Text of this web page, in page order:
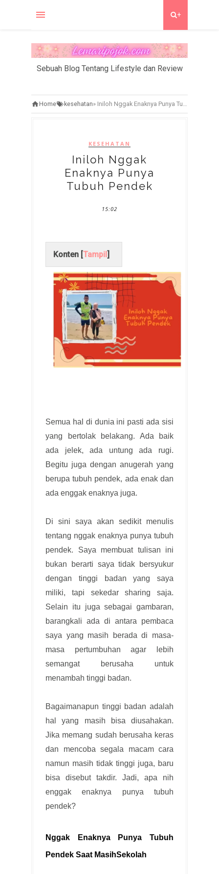
+
Sebuah Blog Tentang Lifestyle dan Review
Home kesehatan» Iniloh Nggak Enaknya Punya Tubuh Pendek
KESEHATAN
Iniloh Nggak
Enaknya Punya
Tubuh Pendek
15:02
Konten [Tampil]
Semua hal di dunia ini pasti ada sisi
yang bertolak belakang. Ada baik
ada jelek, ada untung ada rugi.
Begitu juga dengan anugerah yang
berupa tubuh pendek, ada enak dan
ada enggak enaknya juga.
Di sini saya akan sedikit menulis
tentang nggak enaknya punya tubuh
pendek. Saya membuat tulisan ini
bukan berarti saya tidak bersyukur
dengan tinggi badan yang saya
miliki, tapi sekedar sharing saja.
Selain itu juga sebagai gambaran,
barangkali ada di antara pembaca
saya yang masih berada di masa-
masa pertumbuhan agar lebih
semangat berusaha untuk
menambah tinggi badan.
Bagaimanapun tinggi badan adalah
hal yang masih bisa diusahakan.
Jika memang sudah berusaha keras
dan mencoba segala macam cara
namun masih tidak tinggi juga, baru
bisa disebut takdir. Jadi, apa nih
enggak enaknya punya tubuh
pendek?
Nggak Enaknya Punya Tubuh
Pendek Saat MasihSekolah